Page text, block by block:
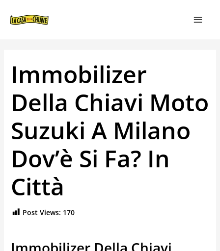
Immobilizer
Della Chiavi Moto
Suzuki A Milano
Dov’è Si Fa? In
Città
Post Views: 170
ARTICOLI